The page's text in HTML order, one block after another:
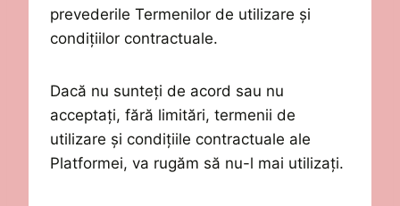
prevederile Termenilor de utilizare și
condițiilor contractuale.
Dacă nu sunteți de acord sau nu
acceptați, fără limitări, termenii de
utilizare și condițiile contractuale ale
Platformei, va rugăm să nu-l mai utilizați.